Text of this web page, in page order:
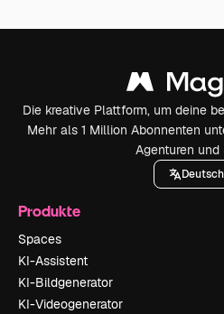
Die kreative Plattform, um deine
Mehr als 1 Million Abonnenten
Agenturen und
Deutsch
Produkte
Spaces
KI-Assistent
KI-Bildgenerator
KI-Videogenerator